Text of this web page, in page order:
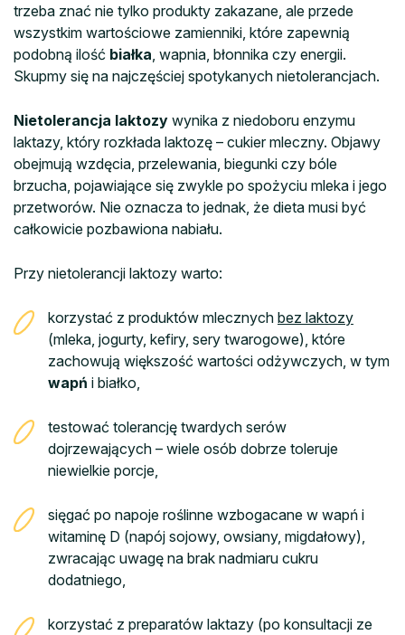
trzeba znać nie tylko produkty zakazane, ale przede
wszystkim wartościowe zamienniki, które zapewnią
podobną ilość białka , wapnia, błonnika czy energii.
Skupmy się na najczęściej spotykanych nietolerancjach.
Nietolerancja laktozy wynika z niedoboru enzymu
laktazy, który rozkłada laktozę – cukier mleczny. Objawy
obejmują wzdęcia, przelewania, biegunki czy bóle
brzucha, pojawiające się zwykle po spożyciu mleka i jego
przetworów. Nie oznacza to jednak, że dieta musi być
całkowicie pozbawiona nabiału.
Przy nietolerancji laktozy warto:
korzystać z produktów mlecznych bez laktozy
(mleka, jogurty, kefiry, sery twarogowe), które
zachowują większość wartości odżywczych, w tym
wapń i białko,
testować tolerancję twardych serów
dojrzewających – wiele osób dobrze toleruje
niewielkie porcje,
sięgać po napoje roślinne wzbogacane w wapń i
witaminę D (napój sojowy, owsiany, migdałowy),
zwracając uwagę na brak nadmiaru cukru
dodatniego,
korzystać z preparatów laktazy (po konsultacji ze